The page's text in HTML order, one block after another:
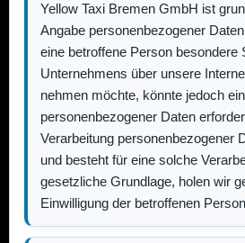
Yellow Taxi Bremen GmbH ist
Angabe personenbezogener
eine betroffene Person besondere
Unternehmens über unsere
nehmen möchte, könnte jedoch
personenbezogener Daten
Verarbeitung personenbezogener
und besteht für eine solche
gesetzliche Grundlage, holen wir
Einwilligung der betroffenen